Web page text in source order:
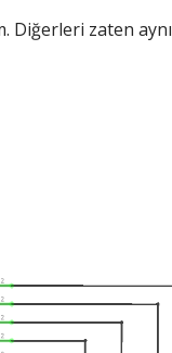
zaten aynı